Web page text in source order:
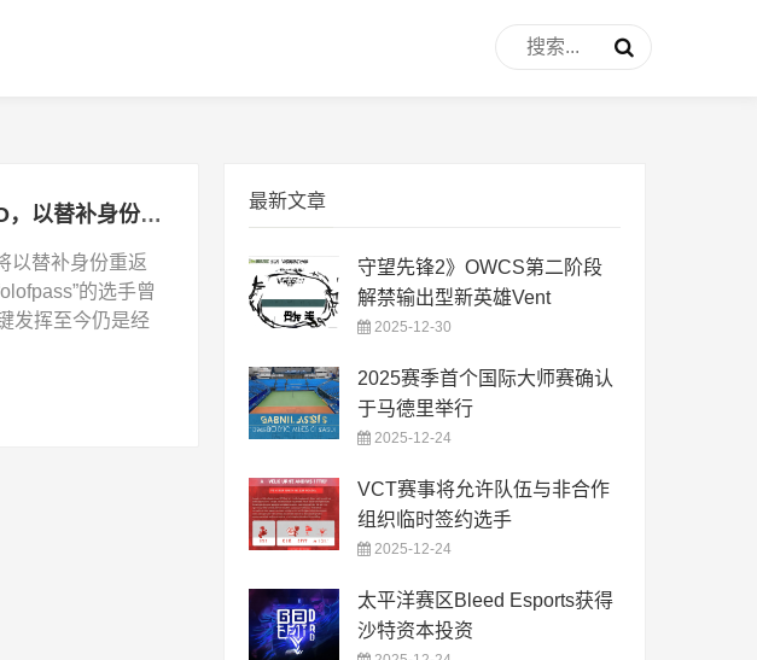
电竞传奇选手olofmeister复出CS:GO，以替补身份回归FaZe Clan
以替补身份重返
的选手曾
发挥至今仍是经
最新文章
守望先锋2》OWCS第二阶段
解禁输出型新英雄Vent
2025-12-30
2025赛季首个国际大师赛确认
于马德里举行
2025-12-24
VCT赛事将允许队伍与非合作
组织临时签约选手
2025-12-24
太平洋赛区Bleed Esports获得
沙特资本投资